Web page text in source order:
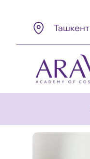
Ташкент